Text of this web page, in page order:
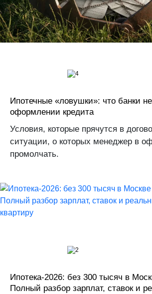
Ипотечные «ловушки»: что банки
оформлении кредита
Условия, которые прячутся в
ситуации, о которых менеджер в
промолчать.
4
Ипотека-2026: без 300 тысяч в
Полный разбор зарплат, ставок и
2